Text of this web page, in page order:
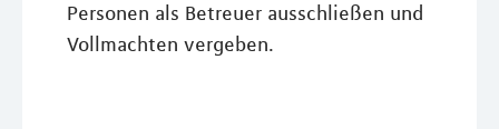
Personen als Betreuer ausschließen und
Vollmachten vergeben.